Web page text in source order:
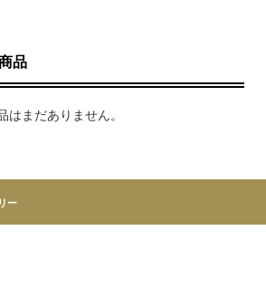
品
はまだありません。
ー